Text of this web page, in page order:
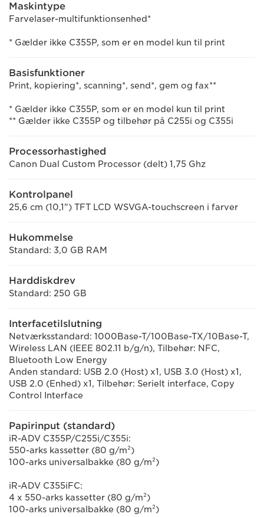
Maskintype
Farvelaser-multifunktionsenhed*
* Gælder ikke C355P, som er en model kun til print
Basisfunktioner
Print, kopiering*, scanning*, send*, gem og fax**
* Gælder ikke C355P, som er en model kun til print
** Gælder ikke C355P og tilbehør på C255i og C355i
Processorhastighed
Canon Dual Custom Processor (delt) 1,75 Ghz
Kontrolpanel
25,6 cm (10,1") TFT LCD WSVGA-touchscreen i farver
Hukommelse
Standard: 3,0 GB RAM
Harddiskdrev
Standard: 250 GB
Interfacetilslutning
Netværksstandard: 1000Base-T/100Base-TX/10Base-T,
Wireless LAN (IEEE 802.11 b/g/n), Tilbehør: NFC,
Bluetooth Low Energy
Anden standard: USB 2.0 (Host) x1, USB 3.0 (Host) x1,
USB 2.0 (Enhed) x1, Tilbehør: Serielt interface, Copy
Control Interface
Papirinput (standard)
iR-ADV C355P/C255i/C355i:
550-arks kassetter (80 g/m²)
100-arks universalbakke (80 g/m²)
iR-ADV C355iFC:
4 x 550-arks kassetter (80 g/m²)
100-arks universalbakke (80 g/m²)